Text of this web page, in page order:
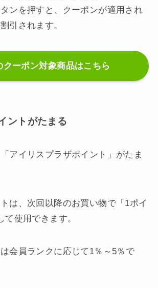
タンを押すと、クーポンが適用され
引されます。
クーポン対象商品はこちら
ントがたまる
アイリスプラザポイント」がたま
は、次回以降のお買い物で「1ポイ
て使用できます。
会員ランクに応じて1％～5％で